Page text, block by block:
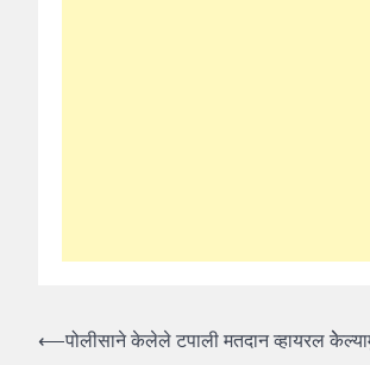
Post
⟵पोलीसाने केलेले टपाली मतदान व्हायरल